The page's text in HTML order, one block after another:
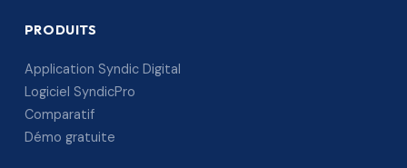
PRODUITS
Application Syndic Digital
Logiciel SyndicPro
Comparatif
Démo gratuite